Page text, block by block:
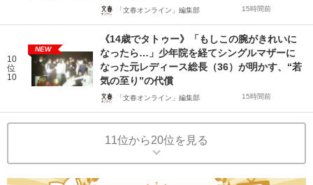
「文春オンライン」編集部 15時間前
10
位
10
NEW
《14歳でタトゥー》「もしこの腕がきれいに
なったら…」少年院を経てシングルマザーに
なった元レディース総長（36）が明かす、“若
気の至り”の代償
「文春オンライン」編集部 15時間前
11位から20位を見る